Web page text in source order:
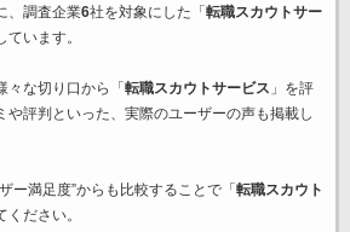
、調査企業6社を対象にした「 転職スカウトサー
ています。
々な切り口から「 転職スカウトサービス 」を評
や評判といった、実際のユーザーの声も掲載し
ー満足度”からも比較することで「 転職スカウト
ください。